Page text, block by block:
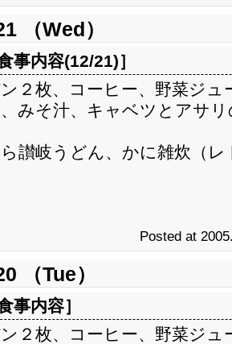
（Wed）
事内容(12/21)］
２枚、コーヒー、野菜ジュ
みそ汁、キャベツとアサ
讃岐うどん、かに雑炊（レ
Posted at
（Tue）
事内容］
２枚、コーヒー、野菜ジュ